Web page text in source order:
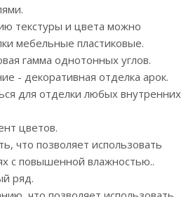
текстуры и цвета можно
мебельные пластиковые.
гамма однотонных углов.
- декоративная отделка арок.
для отделки любых внутренних
цветов.
что позволяет использовать
с повышенной влажностью..
ряд.